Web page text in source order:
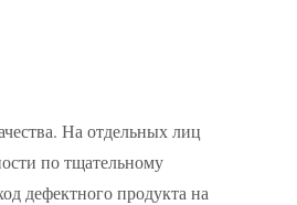
На отдельных лиц
по тщательному
дефектного продукта на